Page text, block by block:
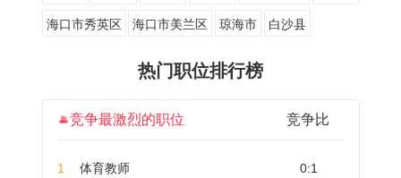
海口市秀英区 海口市美兰区 琼海市 白沙县
热门职位排行榜
竞争最激烈的职位 竞争比
1 体育教师 0:1